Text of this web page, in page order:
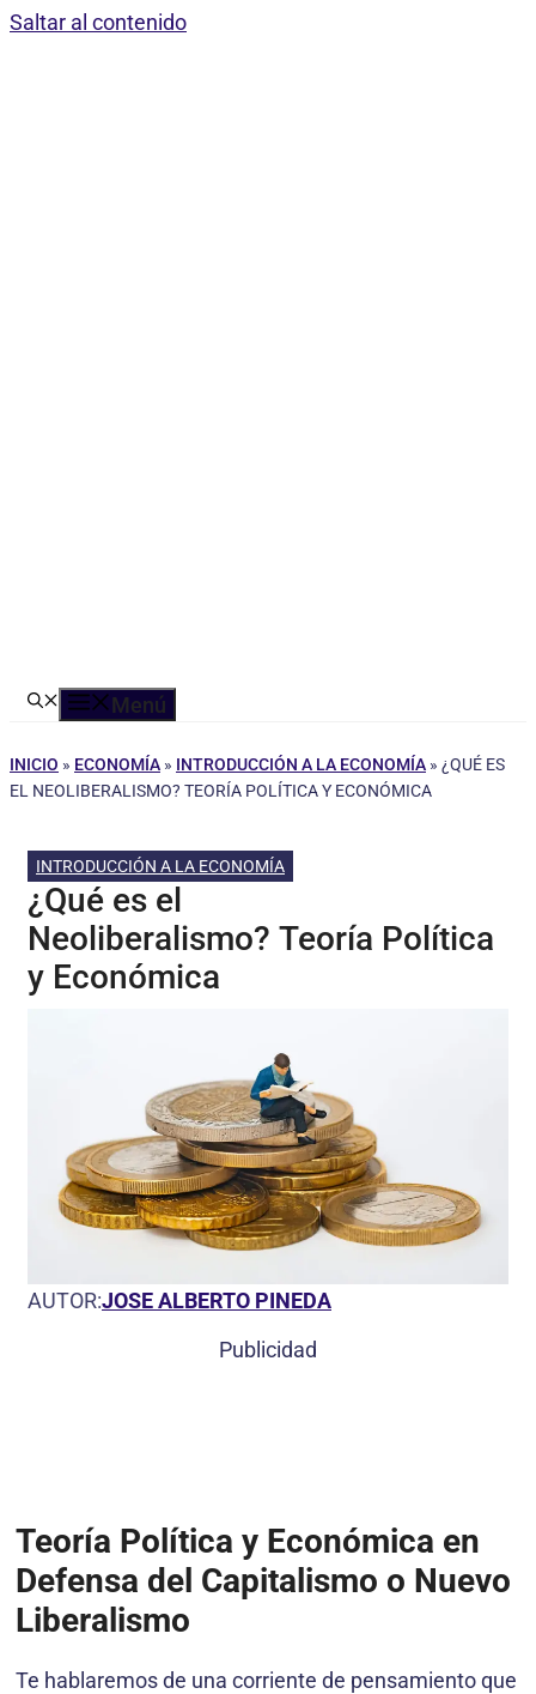
Saltar al contenido
Menú
INICIO » ECONOMÍA » INTRODUCCIÓN A LA ECONOMÍA » ¿QUÉ ES
EL NEOLIBERALISMO? TEORÍA POLÍTICA Y ECONÓMICA
INTRODUCCIÓN A LA ECONOMÍA
¿Qué es el
Neoliberalismo? Teoría Política
y Económica
AUTOR:JOSE ALBERTO PINEDA
Publicidad
Teoría Política y Económica en
Defensa del Capitalismo o Nuevo
Liberalismo
Te hablaremos de una corriente de pensamiento que